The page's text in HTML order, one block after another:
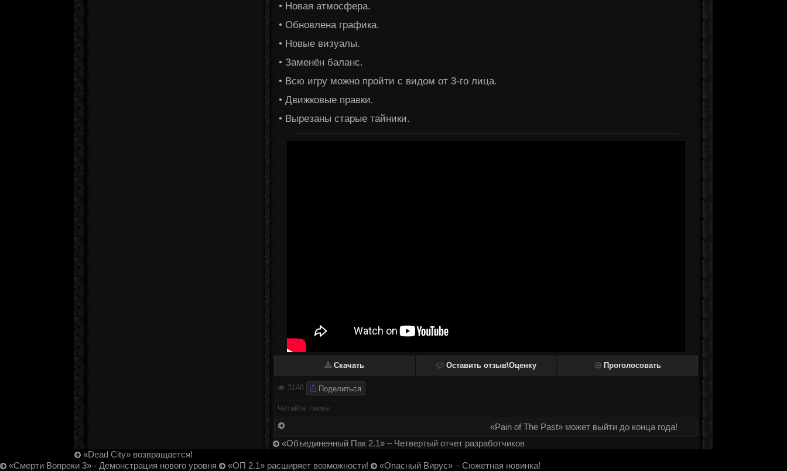
• Новая атмосфера.
• Обновлена графика.
• Новые визуалы.
• Заменён баланс.
• Всю игру можно пройти с видом от 3-го лица.
• Движковые правки.
• Вырезаны старые тайники.
Скачать Оставить отзыв\Оценку Проголосовать
3148 Поделиться
Читайте также
«Pain of The Past» может выйти до конца года!
«Объединенный Пак 2.1» – Четвертый отчет разработчиков
«Dead City» возвращается!
«Смерти Вопреки 3» - Демонстрация нового уровня
«ОП 2.1» расширяет возможности! «Опасный Вирус» – Сюжетная новинка!